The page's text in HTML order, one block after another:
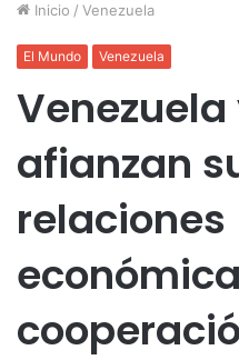
Inicio / Venezuela
El Mundo Venezuela
Venezuela
afianzan
relaciones